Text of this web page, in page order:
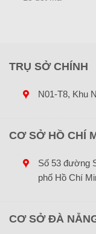
TRỤ SỞ CHÍNH
N01-T8, Khu
CƠ SỞ HỒ CHÍ
Số 53 đường
phố Hồ Chí
CƠ SỞ ĐÀ